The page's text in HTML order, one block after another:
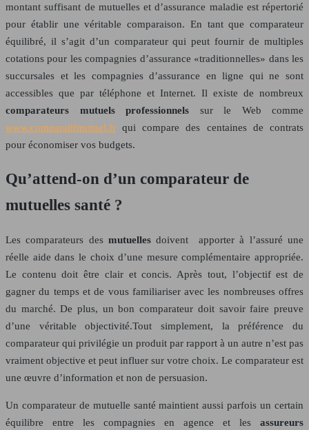
montant suffisant de mutuelles et d’assurance maladie est répertorié
pour établir une véritable comparaison. En tant que comparateur
équilibré, il s’agit d’un comparateur qui peut fournir de multiples
cotations pour les compagnies d’assurance «traditionnelles» dans les
succursales et les compagnies d’assurance en ligne qui ne sont
accessibles que par téléphone et Internet. Il existe de nombreux
comparateurs mutuels professionnels sur le Web comme
www.comparatifmutuel.fr qui compare des centaines de contrats
pour économiser vos budgets.
Qu’attend-on d’un comparateur de
mutuelles santé ?
Les comparateurs des mutuelles doivent apporter à l’assuré une
réelle aide dans le choix d’une mesure complémentaire appropriée.
Le contenu doit être clair et concis. Après tout, l’objectif est de
gagner du temps et de vous familiariser avec les nombreuses offres
du marché. De plus, un bon comparateur doit savoir faire preuve
d’une véritable objectivité.Tout simplement, la préférence du
comparateur qui privilégie un produit par rapport à un autre n’est pas
vraiment objective et peut influer sur votre choix. Le comparateur est
une œuvre d’information et non de persuasion.
Un comparateur de mutuelle santé maintient aussi parfois un certain
équilibre entre les compagnies en agence et les assureurs